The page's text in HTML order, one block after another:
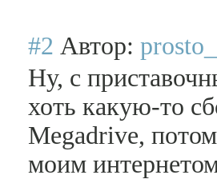
#2 Автор:
Ну, с
хоть какую-то
Megadrive,
моим